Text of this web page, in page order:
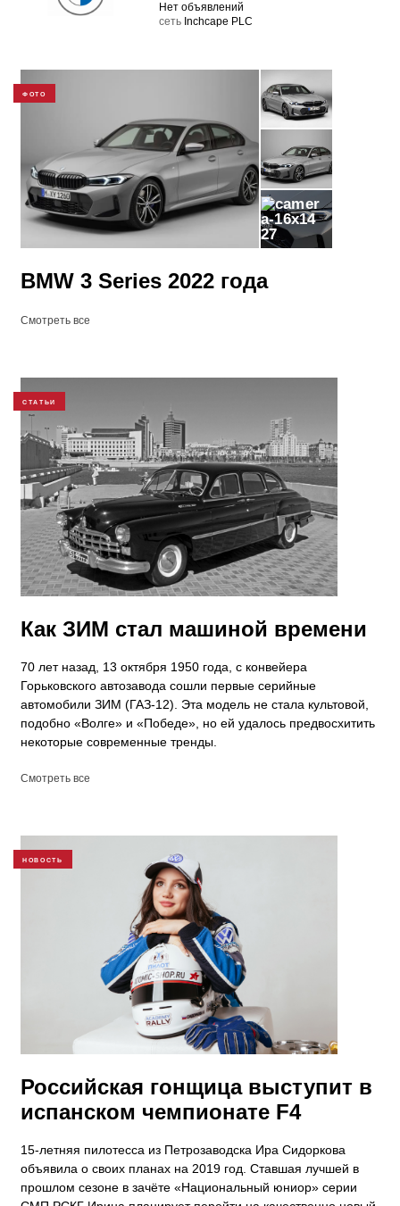
Нет объявлений
cеть Inchcape PLC
ФОТО
27
BMW 3 Series 2022 года
Смотреть все
СТАТЬИ
Как ЗИМ стал машиной времени
70 лет назад, 13 октября 1950 года, с конвейера
Горьковского автозавода сошли первые серийные
автомобили ЗИМ (ГАЗ-12). Эта модель не стала культовой,
подобно «Волге» и «Победе», но ей удалось предвосхитить
некоторые современные тренды.
Смотреть все
НОВОСТЬ
Российская гонщица выступит в
испанском чемпионате F4
15-летняя пилотесса из Петрозаводска Ира Сидоркова
объявила о своих планах на 2019 год. Ставшая лучшей в
прошлом сезоне в зачёте «Национальный юниор» серии